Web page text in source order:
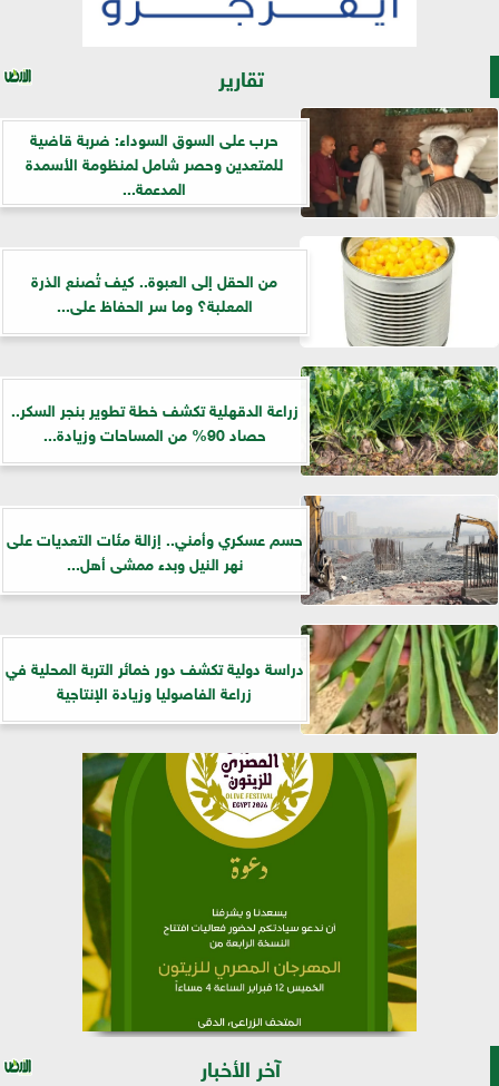
تقارير
حرب على السوق السوداء: ضربة قاضية
للمتعدين وحصر شامل لمنظومة الأسمدة
المدعمة...
من الحقل إلى العبوة.. كيف تُصنع الذرة
المعلبة؟ وما سر الحفاظ على...
زراعة الدقهلية تكشف خطة تطوير بنجر السكر..
حصاد 90% من المساحات وزيادة...
حسم عسكري وأمني.. إزالة مئات التعديات على
نهر النيل وبدء ممشى أهل...
دراسة دولية تكشف دور خمائر التربة المحلية في
زراعة الفاصوليا وزيادة الإنتاجية
آخر الأخبار